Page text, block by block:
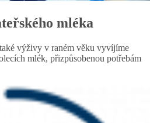
mléka
výživy v raném věku vyvíjíme
mlék, přizpůsobenou potřebám